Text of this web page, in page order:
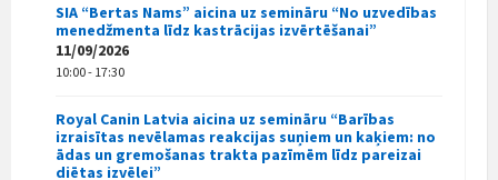
SIA “Bertas Nams” aicina uz semināru “No uzvedības
menedžmenta līdz kastrācijas izvērtēšanai”
11/09/2026
10:00 - 17:30
Royal Canin Latvia aicina uz semināru “Barības
izraisītas nevēlamas reakcijas suņiem un kaķiem: no
ādas un gremošanas trakta pazīmēm līdz pareizai
diētas izvēlei”